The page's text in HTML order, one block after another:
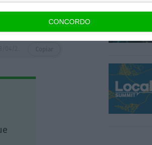
CONCORDO